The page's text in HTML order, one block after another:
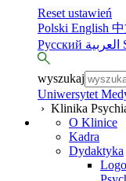
Reset ustawień
Polski English
Русский
wyszukaj
Uniwersytet
› Klinika
O Klinice
Kadra
Dydaktyka